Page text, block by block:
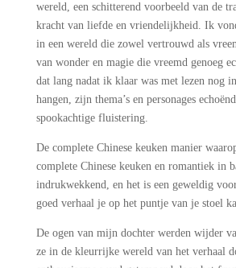
wereld, een schitterend voorbeeld van de
kracht van liefde en vriendelijkheid. Ik
in een wereld die zowel vertrouwd als
van wonder en magie die vreemd genoeg
dat lang nadat ik klaar was met lezen nog
hangen, zijn thema’s en personages
spookachtige fluistering.
De complete Chinese keuken manier
complete Chinese keuken en romantiek in
indrukwekkend, en het is een geweldig
goed verhaal je op het puntje van je stoel
De ogen van mijn dochter werden wijder
ze in de kleurrijke wereld van het verhaal